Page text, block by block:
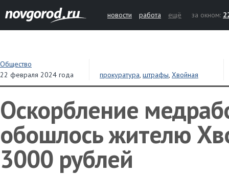
новости работа ещё за окном:
Общество
22 февраля 2024 года
прокуратура, штрафы, Хвойная
Оскорбление
обошлось жителю
3000 рублей